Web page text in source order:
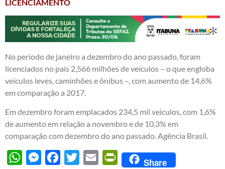
LICENCIAMENTO
No período de janeiro a dezembro do ano passado, foram
licenciados no país 2,566 milhões de veículos – o que engloba
veículos leves, caminhões e ônibus –, com aumento de 14,6%
em comparação a 2017.
Em dezembro foram emplacados 234,5 mil veiculos, com 1,6%
de aumento em relação a novembro e de 10,3% em
comparação com dezembro do ano passado. Agência Brasil.
WhatsAppMessengerFacebook
Twitter Email PrintFriendly
Share